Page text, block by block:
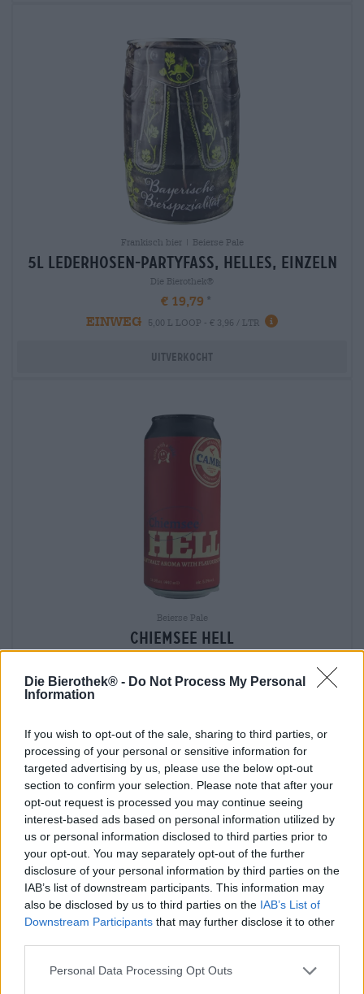
Die Bierothek® - Do Not Process My Personal
Information
If you wish to opt-out of the sale, sharing to third parties, or
processing of your personal or sensitive information for
targeted advertising by us, please use the below opt-out
section to confirm your selection. Please note that after your
opt-out request is processed you may continue seeing
interest-based ads based on personal information utilized by
us or personal information disclosed to third parties prior to
your opt-out. You may separately opt-out of the further
disclosure of your personal information by third parties on the
IAB’s list of downstream participants. This information may
also be disclosed by us to third parties on the IAB’s List of
Downstream Participants that may further disclose it to other
Personal Data Processing Opt Outs
Frankisch bier | Beierse Pale
5l lederhosen-partyfass, helles, einzeln
Die Bierothek®
€ 19,79
EINWEG
5,00 L LOOP - € 3,96 / LTR
Uitverkocht
Beierse Pale
chiemsee hell
€ 3,09
EINWEG
Uitverkocht